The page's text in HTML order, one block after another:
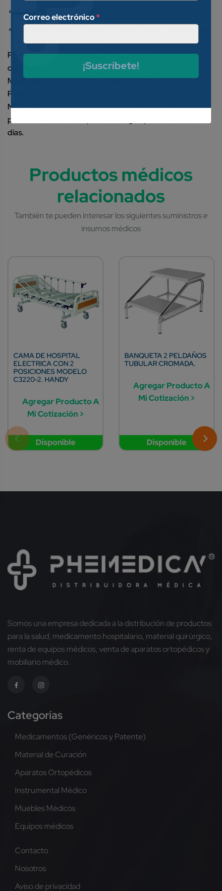
Cortinas plisadas 100% de algodón
Fabricado en su totalidad en acero negro, soldaduras
completas y devastadas
Presentación en acabado cromo y esmalte texturizado
color gris.
Medidas: Frente: 167 cm Ancho: 50 cm Alto: 169 cm
Peso: 12.8 Kg
NOTA: El artículo mencionado después de confirmar el
pedido tendrá un tiempo de entrega aprox. de 15 a 22
días.
Disponible
CAMA DE HOSPITAL
ELECTRICA CON 2
POSICIONES MODELO
C3220-2. HANDY
Agregar Producto A
Mi Cotización >
Disponible
BANQUETA 2 PELDAÑOS
TUBULAR CROMADA.
Agregar Producto A
Mi Cotización >
Somos una empresa dedicada a la distribución de productos
para la salud, medicamento hospitalario, material quirúrgico,
renta de equipos médicos, venta de aparatos ortopédicos y
mobiliario médico.
Categorías
Medicamentos (Genéricos y Patente)
Material de Curación
Aparatos Ortopédicos
Instrumental Médico
Muebles Médicos
Equipos médicos
Contacto
Nosotros
Aviso de privacidad
Correo electrónico*
¡Suscríbete!